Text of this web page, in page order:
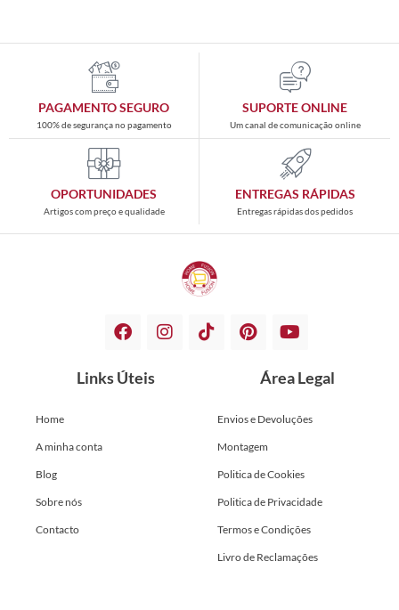
PAGAMENTO SEGURO
100% de segurança no pagamento
SUPORTE ONLINE
Um canal de comunicação online
OPORTUNIDADES
Artigos com preço e qualidade
ENTREGAS RÁPIDAS
Entregas rápidas dos pedidos
Links Úteis
Home
A minha conta
Blog
Sobre nós
Contacto
Área Legal
Envios e Devoluções
Montagem
Politica de Cookies
Politica de Privacidade
Termos e Condições
Livro de Reclamações